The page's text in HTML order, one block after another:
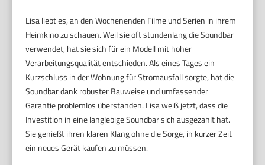
Lisa liebt es, an den Wochenenden Filme und Serien in ihrem
Heimkino zu schauen. Weil sie oft stundenlang die Soundbar
verwendet, hat sie sich für ein Modell mit hoher
Verarbeitungsqualität entschieden. Als eines Tages ein
Kurzschluss in der Wohnung für Stromausfall sorgte, hat die
Soundbar dank robuster Bauweise und umfassender
Garantie problemlos überstanden. Lisa weiß jetzt, dass die
Investition in eine langlebige Soundbar sich ausgezahlt hat.
Sie genießt ihren klaren Klang ohne die Sorge, in kurzer Zeit
ein neues Gerät kaufen zu müssen.